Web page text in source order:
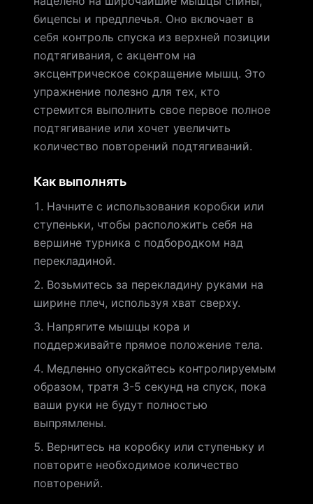
бицепсы и предплечья. Оно включает в
себя контроль спуска из верхней позиции
подтягивания, с акцентом на
эксцентрическое сокращение мышц. Это
упражнение полезно для тех, кто
стремится выполнить свое первое полное
подтягивание или хочет увеличить
количество повторений подтягиваний.
Как выполнять
Начните с использования коробки или
ступеньки, чтобы расположить себя на
вершине турника с подбородком над
перекладиной.
Возьмитесь за перекладину руками на
ширине плеч, используя хват сверху.
Напрягите мышцы кора и
поддерживайте прямое положение тела.
Медленно опускайтесь контролируемым
образом, тратя 3-5 секунд на спуск, пока
ваши руки не будут полностью
выпрямлены.
Вернитесь на коробку или ступеньку и
повторите необходимое количество
повторений.